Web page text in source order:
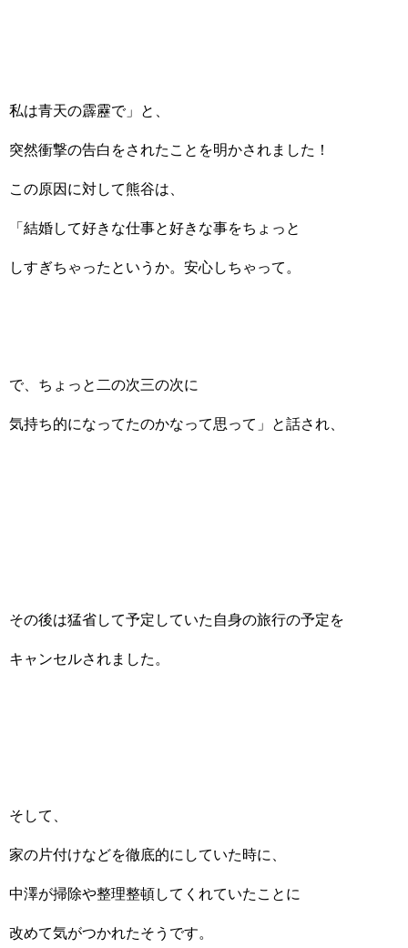
私は青天の霹靂で」と、
突然衝撃の告白をされたことを明かされました！
この原因に対して熊谷は、
「結婚して好きな仕事と好きな事をちょっと
しすぎちゃったというか。安心しちゃって。
で、ちょっと二の次三の次に
気持ち的になってたのかなって思って」と話され、
その後は猛省して予定していた自身の旅行の予定を
キャンセルされました。
そして、
家の片付けなどを徹底的にしていた時に、
中澤が掃除や整理整頓してくれていたことに
改めて気がつかれたそうです。